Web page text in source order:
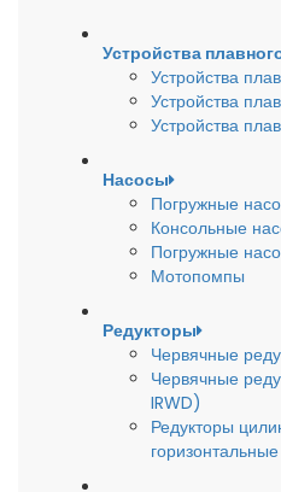
Устройства
Устройства
Устройства
Устройства
Насосы
Погружные
Консольные
Погружные
Мотопомпы
Редукторы
Червячные
Червячные
IRWD)
Редукторы